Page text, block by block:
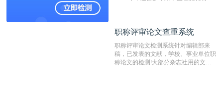
检测速度快、精度高，市场反映良好。
职称评审论文查重系统
职称评审论文检测系统针对编辑部来
稿，已发表的文献，学校、事业单位职
称论文的检测!大部分杂志社用的文献